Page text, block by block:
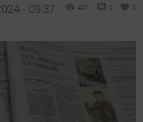
- 09:37 401 0 0